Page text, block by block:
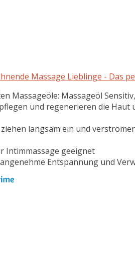
Massage Lieblinge - Das
Massageöle: Massageöl
und regenerieren die Haut
langsam ein und
Intimmassage geeignet
Entspannung und